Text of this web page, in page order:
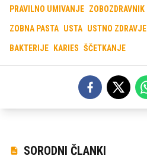
PRAVILNO UMIVANJE ZOBOZDRAVNIK
ZOBNA PASTA USTA USTNO ZDRAVJE
BAKTERIJE KARIES ŠČETKANJE
SORODNI ČLANKI